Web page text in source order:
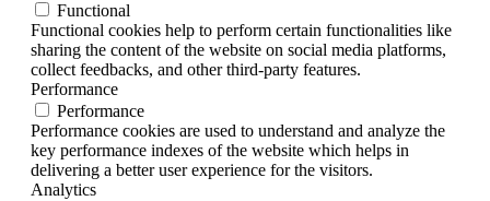
Functional
Functional cookies help to perform certain functionalities like
sharing the content of the website on social media platforms,
collect feedbacks, and other third-party features.
Performance
Performance
Performance cookies are used to understand and analyze the
key performance indexes of the website which helps in
delivering a better user experience for the visitors.
Analytics